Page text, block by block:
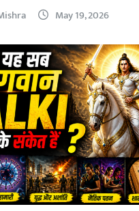
May 19, 2026